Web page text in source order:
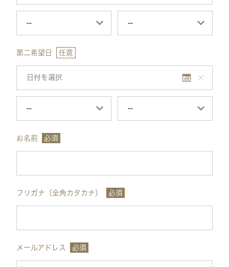
第二希望日 任意
お名前 必須
フリガナ（全角カタカナ） 必須
メールアドレス 必須